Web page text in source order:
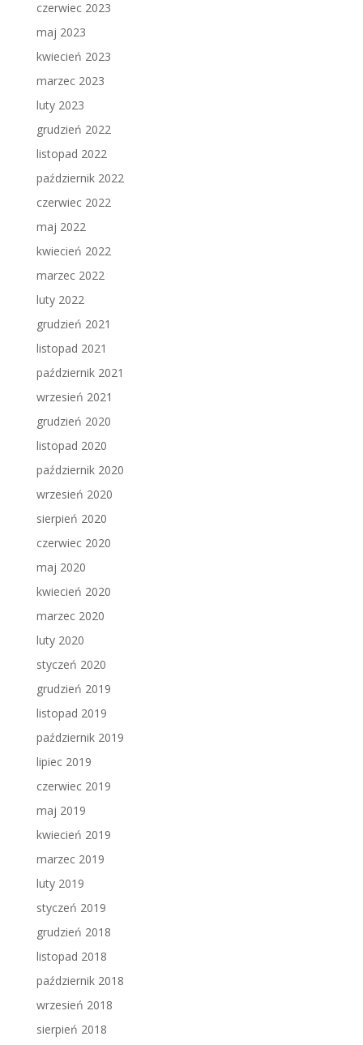
czerwiec 2023
maj 2023
kwiecień 2023
marzec 2023
luty 2023
grudzień 2022
listopad 2022
październik 2022
czerwiec 2022
maj 2022
kwiecień 2022
marzec 2022
luty 2022
grudzień 2021
listopad 2021
październik 2021
wrzesień 2021
grudzień 2020
listopad 2020
październik 2020
wrzesień 2020
sierpień 2020
czerwiec 2020
maj 2020
kwiecień 2020
marzec 2020
luty 2020
styczeń 2020
grudzień 2019
listopad 2019
październik 2019
lipiec 2019
czerwiec 2019
maj 2019
kwiecień 2019
marzec 2019
luty 2019
styczeń 2019
grudzień 2018
listopad 2018
październik 2018
wrzesień 2018
sierpień 2018